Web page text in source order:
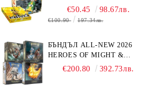
€50.45 98.67лв.
€100.90 197.34лв.
БЪНДЪЛ ALL-NEW 2026
HEROES OF MIGHT &
MAGIC III: THE BOARD
€200.80 392.73лв.